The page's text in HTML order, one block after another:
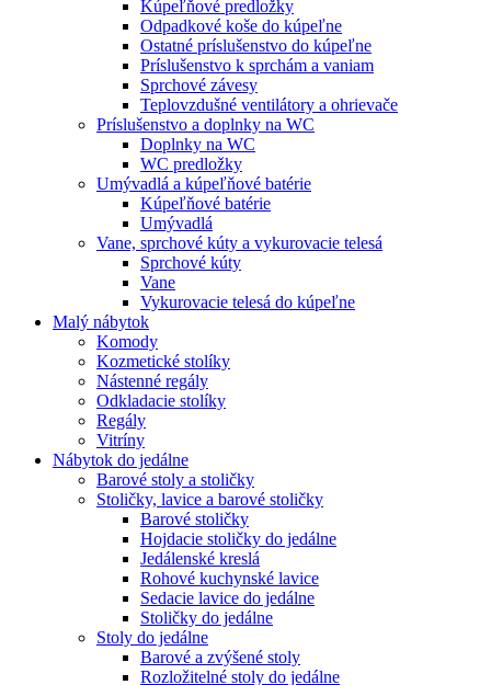
Kúpeľňové predložky
Odpadkové koše do kúpeľne
Ostatné príslušenstvo do kúpeľne
Príslušenstvo k sprchám a vaniam
Sprchové závesy
Teplovzdušné ventilátory a ohrievače
Príslušenstvo a doplnky na WC
Doplnky na WC
WC predložky
Umývadlá a kúpeľňové batérie
Kúpeľňové batérie
Umývadlá
Vane, sprchové kúty a vykurovacie telesá
Sprchové kúty
Vane
Vykurovacie telesá do kúpeľne
Malý nábytok
Komody
Kozmetické stolíky
Nástenné regály
Odkladacie stolíky
Regály
Vitríny
Nábytok do jedálne
Barové stoly a stoličky
Stoličky, lavice a barové stoličky
Barové stoličky
Hojdacie stoličky do jedálne
Jedálenské kreslá
Rohové kuchynské lavice
Sedacie lavice do jedálne
Stoličky do jedálne
Stoly do jedálne
Barové a zvýšené stoly
Rozložitelné stoly do jedálne